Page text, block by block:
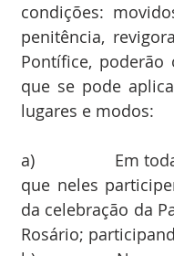
condições:
penitência,
Pontífice,
que se pode
lugares e modos:
a)
que neles
da celebração da
Rosário;